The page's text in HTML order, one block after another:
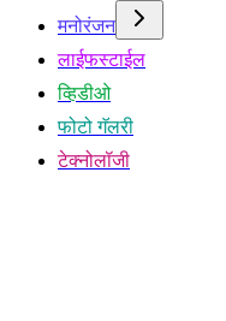
मनोरंजन
लाईफस्टाईल
व्हिडीओ
फोटो गॅलरी
टेक्नोलॉजी